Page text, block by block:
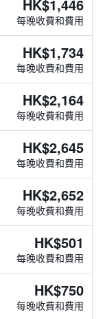
HK$1,446
每晚收費和費用
HK$1,734
每晚收費和費用
HK$2,164
每晚收費和費用
HK$2,645
每晚收費和費用
HK$2,652
每晚收費和費用
HK$501
每晚收費和費用
HK$750
每晚收費和費用